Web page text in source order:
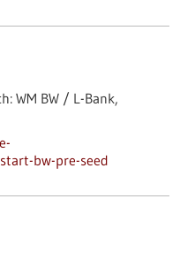
WM BW / L-Bank,
bw-pre-seed